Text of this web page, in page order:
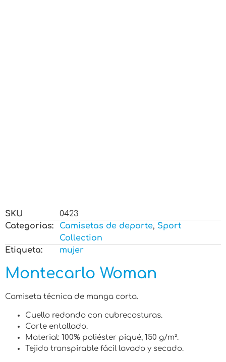
SKU
0423
Categorias:
Camisetas de deporte, Sport
Collection
Etiqueta:
mujer
Montecarlo Woman
Camiseta técnica de manga corta.
Cuello redondo con cubrecosturas.
Corte entallado.
Material: 100% poliéster piqué, 150 g/m².
Tejido transpirable fácil lavado y secado.